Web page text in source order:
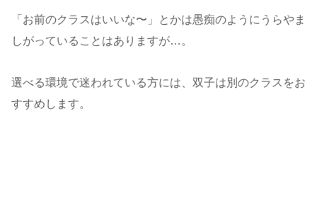
「お前のクラスはいいな〜」とかは愚痴のようにうらやま
しがっていることはありますが…。
選べる環境で迷われている方には、双子は別のクラスをお
すすめします。